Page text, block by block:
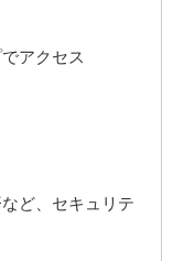
アクセス
ど、セキュリテ